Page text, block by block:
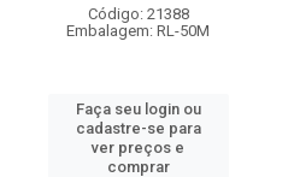
Código: 21388
Embalagem: RL-50M
Faça seu login ou
cadastre-se para
ver preços e
comprar